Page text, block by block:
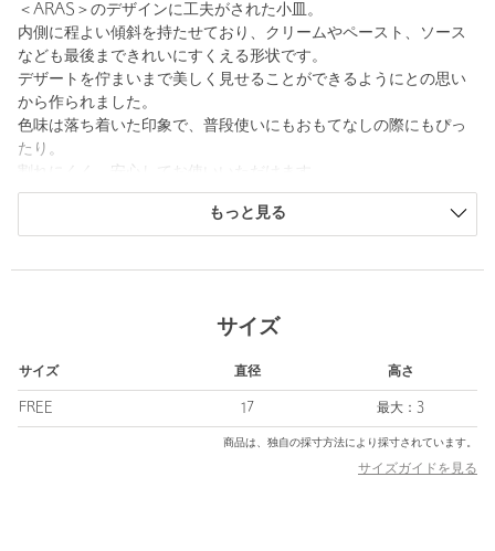
＜ARAS＞のデザインに工夫がされた小皿。
内側に程よい傾斜を持たせており、クリームやペースト、ソース
なども最後まできれいにすくえる形状です。
デザートを佇まいまで美しく見せることができるようにとの思い
から作られました。
色味は落ち着いた印象で、普段使いにもおもてなしの際にもぴっ
たり。
割れにくく、安心してお使いいただけます。
・耐熱温度：100℃、耐冷温度：-20℃
いたり、上に物を乗せないでください。変形する場合がありま
※製法上、型の跡、僅かな線や凹凸などが有る場合がありますが
不良品ではございません。あらかじめご了承ください。
※トマトソース・カレーソース・コーヒー等の色素の色移りがし
やすいため、色移りした際は、漂白剤を使用していただけると長
もっと見る
サイズ
サイズ 直径 高さ
FREE 17 最大：3
商品は、独自の採寸方法により採寸されています。
サイズガイドを見る